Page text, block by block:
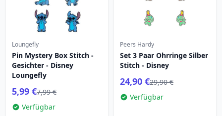
Loungefly
Pin Mystery Box Stitch -
Gesichter - Disney
Loungefly
5,99 €7,99 €
Verfügbar
Peers Hardy
Set 3 Paar Ohrringe Silber
Stitch - Disney
24,90 €29,90 €
Verfügbar